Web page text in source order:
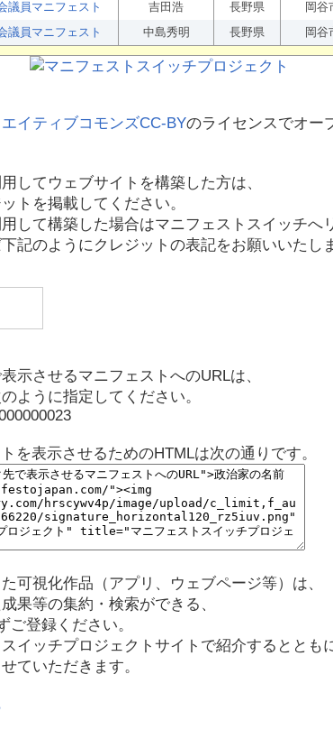
議員マニフェスト 吉田浩 長野県 岡谷
議員マニフェスト 中島秀明 長野県 岡谷
イティブコモンズCC-BYのライセンスでオー
してウェブサイトを構築した方は、
トを掲載してください。
して構築した場合はマニフェストスイッチへ
記のようにクレジットの表記をお願いいたし
示させるマニフェストへのURLは、
ように指定してください。
を表示させるためのHTMLは次の通りです。
可視化作品（アプリ、ウェブページ等）は、
果等の集約・検索ができる、
ご登録ください。
イッチプロジェクトサイトで紹介するとともに
ていただきます。